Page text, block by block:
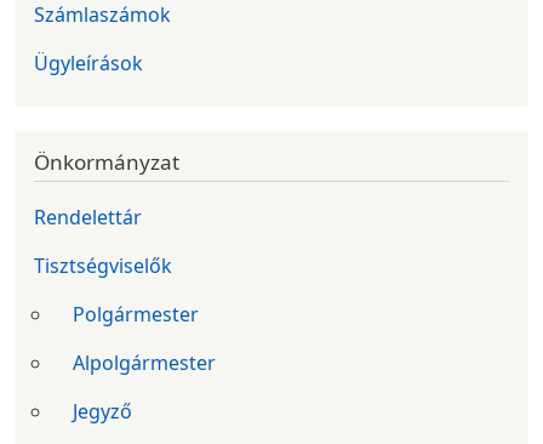
Számlaszámok
Ügyleírások
Önkormányzat
Rendelettár
Tisztségviselők
Polgármester
Alpolgármester
Jegyző